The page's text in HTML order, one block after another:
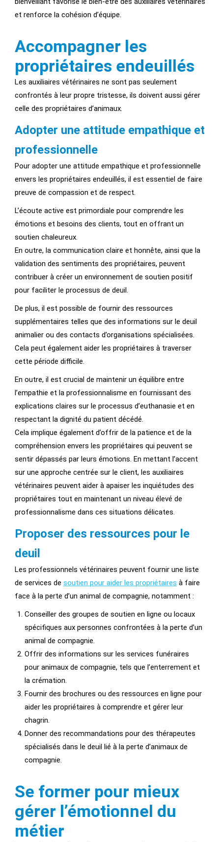
et renforce la cohésion d’équipe.
Accompagner les
propriétaires endeuillés
Les auxiliaires vétérinaires ne sont pas seulement
confrontés à leur propre tristesse, ils doivent aussi gérer
celle des propriétaires d’animaux.
Adopter une attitude empathique et
professionnelle
Pour adopter une attitude empathique et professionnelle
envers les propriétaires endeuillés, il est essentiel de faire
preuve de compassion et de respect.
L’écoute active est primordiale pour comprendre les
émotions et besoins des clients, tout en offrant un
soutien chaleureux.
En outre, la communication claire et honnête, ainsi que la
validation des sentiments des propriétaires, peuvent
contribuer à créer un environnement de soutien positif
pour faciliter le processus de deuil.
De plus, il est possible de fournir des ressources
supplémentaires telles que des informations sur le deuil
animalier ou des contacts d’organisations spécialisées.
Cela peut également aider les propriétaires à traverser
cette période difficile.
En outre, il est crucial de maintenir un équilibre entre
l’empathie et la professionnalisme en fournissant des
explications claires sur le processus d’euthanasie et en
respectant la dignité du patient décédé.
Cela implique également d’offrir de la patience et de la
compréhension envers les propriétaires qui peuvent se
sentir dépassés par leurs émotions. En mettant l’accent
sur une approche centrée sur le client, les auxiliaires
vétérinaires peuvent aider à apaiser les inquiétudes des
propriétaires tout en maintenant un niveau élevé de
professionnalisme dans ces situations délicates.
Proposer des ressources pour le
deuil
Les professionnels vétérinaires peuvent fournir une liste
de services de soutien pour aider les propriétaires à faire
face à la perte d’un animal de compagnie, notamment :
Conseiller des groupes de soutien en ligne ou locaux
spécifiques aux personnes confrontées à la perte d’un
animal de compagnie.
Offrir des informations sur les services funéraires
pour animaux de compagnie, tels que l’enterrement et
la crémation.
Fournir des brochures ou des ressources en ligne pour
aider les propriétaires à comprendre et gérer leur
chagrin.
Donner des recommandations pour des thérapeutes
spécialisés dans le deuil lié à la perte d’animaux de
compagnie.
Se former pour mieux
gérer l’émotionnel du
métier